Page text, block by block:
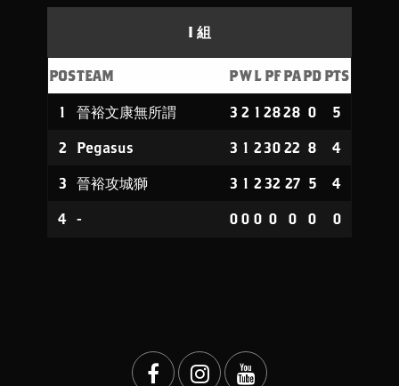
I 組
POSTEAM PWL PF PAPD PTS
1 晉裕文康無所謂 3 2 1 2828 0 5
2 Pegasus 3 1 230 22 8 4
3 晉裕攻城獅 3 1 232 27 5 4
4 - 0 0 0 0 0 0 0